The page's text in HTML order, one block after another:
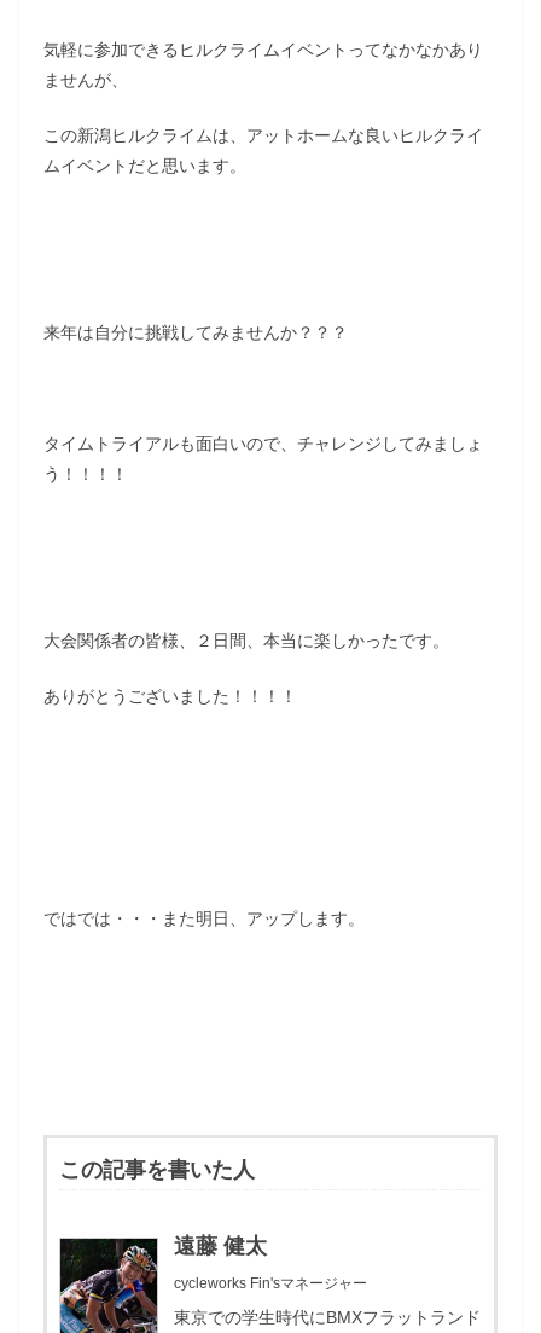
気軽に参加できるヒルクライムイベントってなかなかあり
ませんが、
この新潟ヒルクライムは、アットホームな良いヒルクライ
ムイベントだと思います。
来年は自分に挑戦してみませんか？？？
タイムトライアルも面白いので、チャレンジしてみましょ
う！！！！
大会関係者の皆様、２日間、本当に楽しかったです。
ありがとうございました！！！！
ではでは・・・また明日、アップします。
この記事を書いた人
遠藤 健太
cycleworks Fin'sマネージャー
東京での学生時代にBMXフラットランド